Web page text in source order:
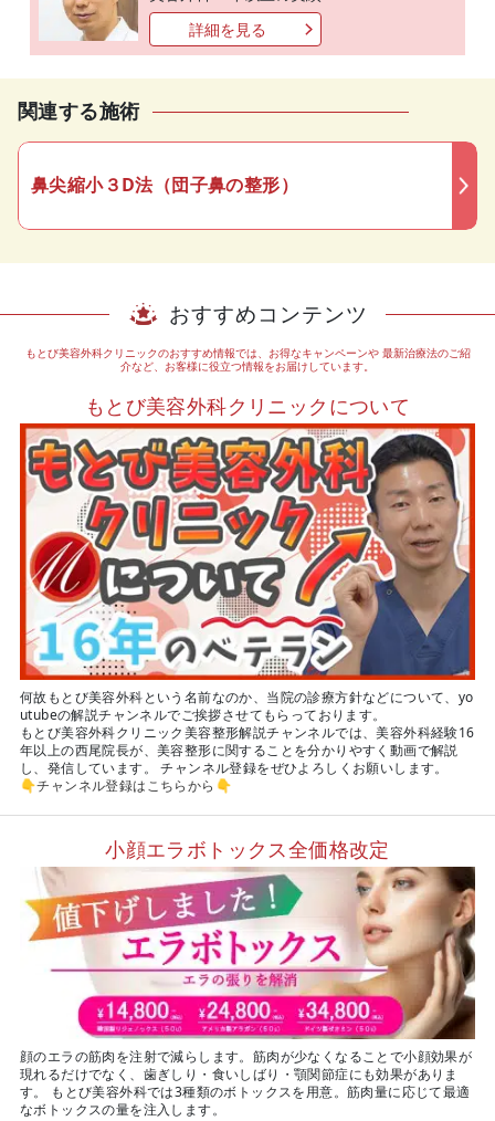
詳細を見る
関連する施術
鼻尖縮小３D法（団子鼻の整形）
おすすめコンテンツ
もとび美容外科クリニックのおすすめ情報では、お得なキャンペーンや最新治療法のご紹
介など、お客様に役立つ情報をお届けしています。
もとび美容外科クリニックについて
何故もとび美容外科という名前なのか、当院の診療方針などについて、yo
utubeの解説チャンネルでご挨拶させてもらっております。
もとび美容外科クリニック美容整形解説チャンネルでは、美容外科経験16
年以上の西尾院長が、美容整形に関することを分かりやすく動画で解説
し、発信しています。 チャンネル登録をぜひよろしくお願いします。
👇チャンネル登録はこちらから 👇
小顔エラボトックス全価格改定
顔のエラの筋肉を注射で減らします。筋肉が少なくなることで小顔効果が
現れるだけでなく、歯ぎしり・食いしばり・顎関節症にも効果がありま
す。 もとび美容外科では3種類のボトックスを用意。筋肉量に応じて最適
なボトックスの量を注入します。